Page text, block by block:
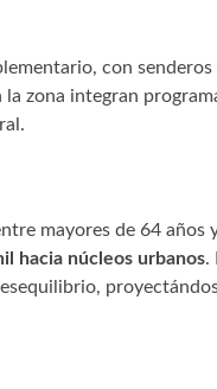
con senderos
la zona integran
mayores de 64 años
hacia núcleos urbanos.